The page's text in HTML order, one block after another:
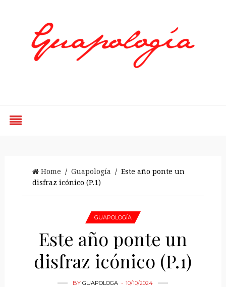
Home / Guapología / Este año ponte un
disfraz icónico (P.1)
GUAPOLOGÍA
Este año ponte un
disfraz icónico (P.1)
BYGUAPOLOGA 10/10/2024